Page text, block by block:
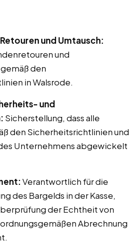
und Umtausch:
und
den
in Walsrode.
und
Sicherstellung, dass alle
den Sicherheitsrichtlinien und
Unternehmens abgewickelt
Verantwortlich für die
des Bargelds in der Kasse,
der Echtheit von
Abrechnung